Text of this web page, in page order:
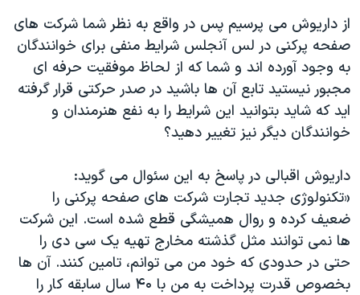
از داریوش می پرسیم پس در واقع به نظر شما شرکت های
صفحه پرکنی در لس آنجلس شرایط منفی برای خوانندگان
به وجود آورده اند و شما که از لحاظ موفقیت حرفه ای
مجبور نیستید تابع آن ها باشید در صدر حرکتی قرار گرفته
اید که شاید بتوانید این شرایط را به نفع هنرمندان و
خوانندگان دیگر نیز تغییر دهید؟
داریوش اقبالی در پاسخ به این سئوال می گوید:
«تکنولوژی جدید تجارت شرکت های صفحه پرکنی را
ضعیف کرده و روال همیشگی قطع شده است. این شرکت
ها نمی توانند مثل گذشته مخارج تهیه یک سی دی را
حتی در حدودی که خود من می توانم، تامین کنند. آن ها
بخصوص قدرت پرداخت به من با ۴۰ سال سابقه کار را